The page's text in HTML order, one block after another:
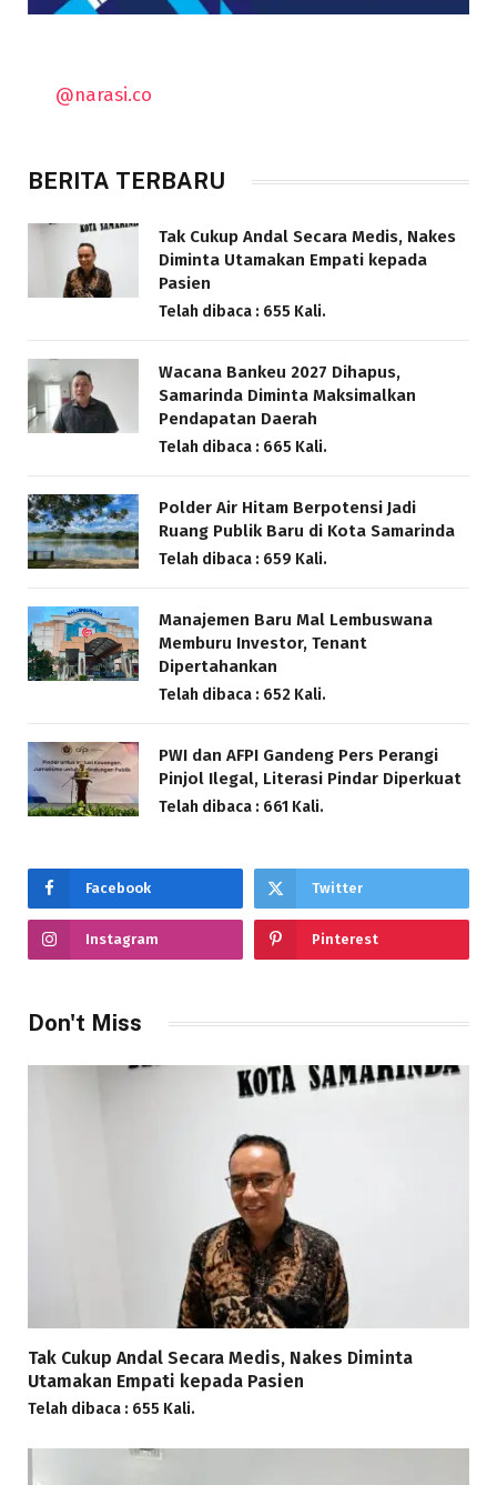
@narasi.co
BERITA TERBARU
Tak Cukup Andal Secara Medis, Nakes
Diminta Utamakan Empati kepada
Pasien
Telah dibaca : 655 Kali.
Wacana Bankeu 2027 Dihapus,
Samarinda Diminta Maksimalkan
Pendapatan Daerah
Telah dibaca : 665 Kali.
Polder Air Hitam Berpotensi Jadi
Ruang Publik Baru di Kota Samarinda
Telah dibaca : 659 Kali.
Manajemen Baru Mal Lembuswana
Memburu Investor, Tenant
Dipertahankan
Telah dibaca : 652 Kali.
PWI dan AFPI Gandeng Pers Perangi
Pinjol Ilegal, Literasi Pindar Diperkuat
Telah dibaca : 661 Kali.
Facebook Twitter
Instagram Pinterest
Don't Miss
Tak Cukup Andal Secara Medis, Nakes Diminta
Utamakan Empati kepada Pasien
Telah dibaca : 655 Kali.